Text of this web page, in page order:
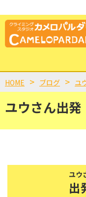
ユウさん出発
HOME ブログ ユ
ユウ
出